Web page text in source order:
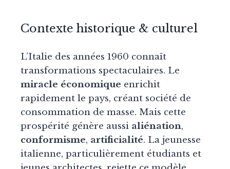
Contexte historique & culturel
L’Italie des années 1960 connaît
transformations spectaculaires. Le
miracle économique enrichit
rapidement le pays, créant société de
consommation de masse. Mais cette
prospérité génère aussi aliénation,
conformisme, artificialité. La jeunesse
italienne, particulièrement étudiants et